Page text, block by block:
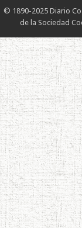
© 1890-2025 Diario
de la Sociedad